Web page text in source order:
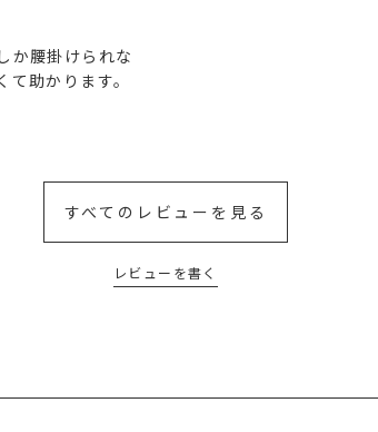
か腰掛けられな
助かります。
すべてのレビューを見る
レビューを書く